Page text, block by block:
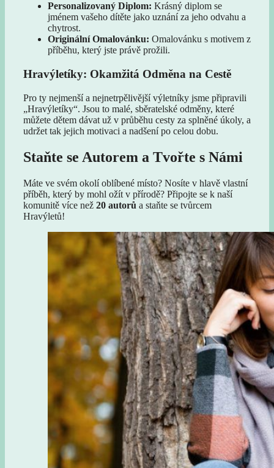
Personalizovaný Diplom: Krásný diplom se
jménem vašeho dítěte jako uznání za jeho odvahu a
chytrost.
Originální Omalovánku: Omalovánku s motivem z
příběhu, který jste právě prožili.
Hravýletíky: Okamžitá Odměna na Cestě
Pro ty nejmenší a nejnetrpělivější výletníky jsme připravili
„Hravýletíky“. Jsou to malé, sběratelské odměny, které
můžete dětem dávat už v průběhu cesty za splněné úkoly, a
udržet tak jejich motivaci a nadšení po celou dobu.
Staňte se Autorem a Tvořte s Námi
Máte ve svém okolí oblíbené místo? Nosíte v hlavě vlastní
příběh, který by mohl ožít v přírodě? Připojte se k naší
komunitě více než 20 autorů a staňte se tvůrcem
Hravýletů!